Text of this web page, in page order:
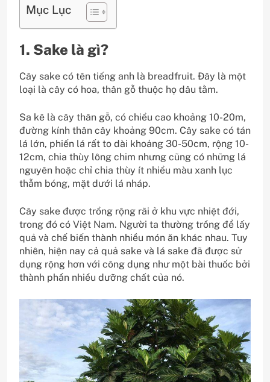
Mục Lục
1. Sake là gì?
Cây sake có tên tiếng anh là breadfruit. Đây là một
loại là cây có hoa, thân gỗ thuộc họ dâu tằm.
Sa kê là cây thân gỗ, có chiều cao khoảng 10-20m,
đường kính thân cây khoảng 90cm. Cây sake có tán
lá lớn, phiến lá rất to dài khoảng 30-50cm, rộng 10-
12cm, chia thùy lông chim nhưng cũng có những lá
nguyên hoặc chỉ chia thùy ít nhiều màu xanh lục
thẫm bóng, mặt dưới lá nháp.
Cây sake được trồng rộng rãi ở khu vực nhiệt đới,
trong đó có Việt Nam. Người ta thường trồng để lấy
quả và chế biến thành nhiều món ăn khác nhau. Tuy
nhiên, hiện nay cả quả sake và lá sake đã được sử
dụng rộng hơn với công dụng như một bài thuốc bởi
thành phần nhiều dưỡng chất của nó.